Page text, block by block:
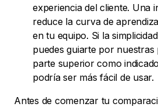
experiencia del cliente. Una
reduce la curva de
en tu equipo. Si la
puedes guiarte por
parte superior como
podría ser más fácil de usar.
Antes de comenzar tu